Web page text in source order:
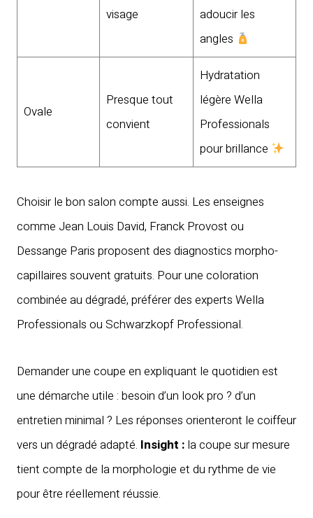
visage
adoucir les
angles
Ovale
Presque tout
convient
Hydratation
légère Wella
Professionals
pour brillance
Choisir le bon salon compte aussi. Les enseignes
comme Jean Louis David, Franck Provost ou
Dessange Paris proposent des diagnostics morpho-
capillaires souvent gratuits. Pour une coloration
combinée au dégradé, préférer des experts Wella
Professionals ou Schwarzkopf Professional.
Demander une coupe en expliquant le quotidien est
une démarche utile : besoin d’un look pro ? d’un
entretien minimal ? Les réponses orienteront le coiffeur
vers un dégradé adapté. Insight : la coupe sur mesure
tient compte de la morphologie et du rythme de vie
pour être réellement réussie.